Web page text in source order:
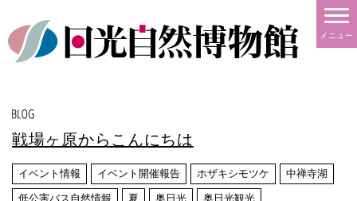
メニュー
戦場ヶ原からこんにちは
イベント情報 イベント開催報告 ホザキシモツケ 中禅寺湖
低公害バス自然情報 夏 奥日光 奥日光観光